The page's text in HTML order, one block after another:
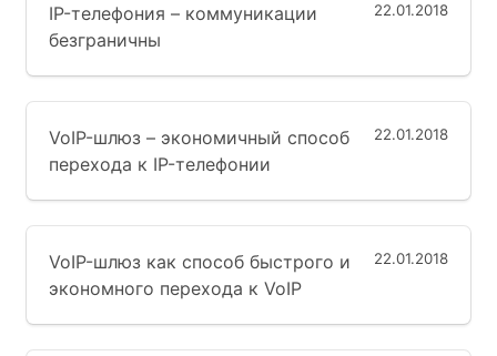
22.01.2018
IP-телефония – коммуникации
безграничны
22.01.2018
VoIP-шлюз – экономичный способ
перехода к IP-телефонии
22.01.2018
VoIP-шлюз как способ быстрого и
экономного перехода к VoIP